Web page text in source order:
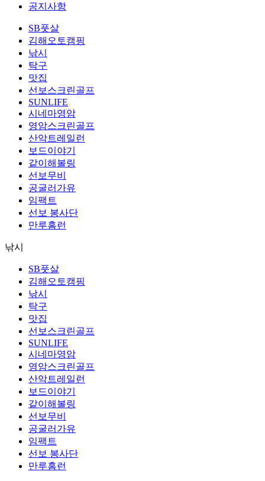
공지사항
SB풋살
김해오토캠핑
낚시
탁구
맛집
선보스크린골프
SUNLIFE
시네마영암
영암스크린골프
산악트레일런
보드이야기
같이해볼링
선보무비
공굴러가유
임팩트
선보 봉사단
만루홈런
낚시
SB풋살
김해오토캠핑
낚시
탁구
맛집
선보스크린골프
SUNLIFE
시네마영암
영암스크린골프
산악트레일런
보드이야기
같이해볼링
선보무비
공굴러가유
임팩트
선보 봉사단
만루홈런